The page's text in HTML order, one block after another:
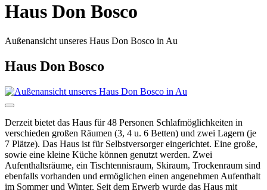
Haus Don Bosco
Außenansicht unseres Haus Don Bosco in Au
Haus Don Bosco
Derzeit bietet das Haus für 48 Personen Schlafmöglichkeiten in
verschieden großen Räumen (3, 4 u. 6 Betten) und zwei Lagern (je
7 Plätze). Das Haus ist für Selbstversorger eingerichtet. Eine große,
sowie eine kleine Küche können genutzt werden. Zwei
Aufenthaltsräume, ein Tischtennisraum, Skiraum, Trockenraum sind
ebenfalls vorhanden und ermöglichen einen angenehmen Aufenthalt
im Sommer und Winter. Seit dem Erwerb wurde das Haus mit